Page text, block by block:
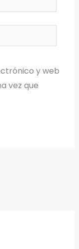
y web
vez que